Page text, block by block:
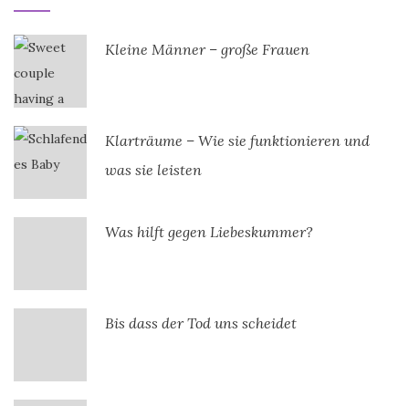
Kleine Männer – große Frauen
Klarträume – Wie sie funktionieren und
was sie leisten
Was hilft gegen Liebeskummer?
Bis dass der Tod uns scheidet